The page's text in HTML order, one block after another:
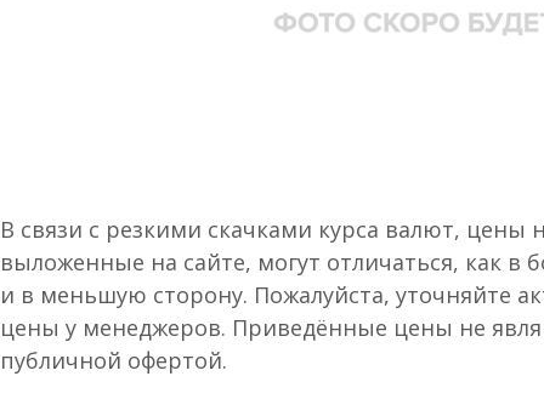
В связи с резкими скачками курса валют, цены
выложенные на сайте, могут отличаться, как в
и в меньшую сторону. Пожалуйста, уточняйте
цены у менеджеров. Приведённые цены не
публичной офертой.